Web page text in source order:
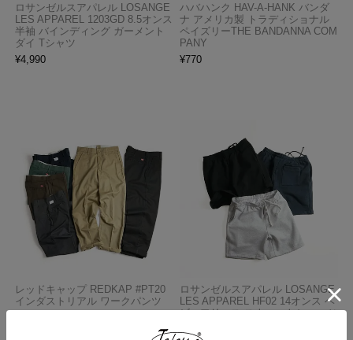
ロサンゼルスアパレル LOSANGE
LES APPAREL 1203GD 8.5オンス
半袖 バインディング ガーメント
ダイ Tシャツ
¥4,990
ハバハンク HAV-A-HANK バンダ
ナ アメリカ製 トラディショナル
ペイズリーTHE BANDANNA COM
PANY
¥770
レッドキャップ REDKAP #PT20
インダストリアル ワークパンツ
ロサンゼルスアパレル LOSANGE
LES APPAREL HF02 14オンス ヘ
ビーフリース スウェットショーツ
¥5,990